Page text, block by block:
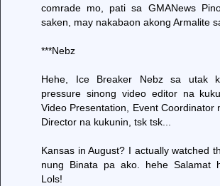
comrade mo, pati sa GMANews
saken, may nakabaon akong Armalite
***Nebz
Hehe, Ice Breaker Nebz sa utak
pressure sinong video editor na
Video Presentation, Event Coordinator
Director na kukunin, tsk tsk...
Kansas in August? I actually watched
nung Binata pa ako. hehe Salamat
Lols!